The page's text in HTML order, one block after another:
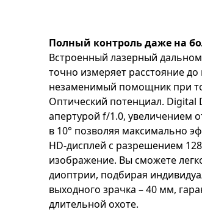
Полный контроль даже на
Встроенный лазерный
точно измеряет расстояние
незаменимый помощник при
Оптический потенциал.
апертурой f/1.0, увеличением
в 10° позволяя максимально
HD-дисплей с разрешением
изображение. Вы сможете
диоптрии, подбирая
выходного зрачка – 40 мм,
длительной охоте.